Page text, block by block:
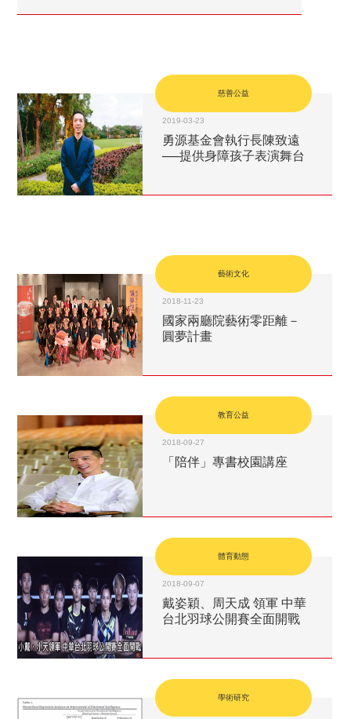
慈善公益
2019-03-23
勇源基金會執行長陳致遠
──提供身障孩子表演舞台
藝術文化
2018-11-23
國家兩廳院藝術零距離－
圓夢計畫
教育公益
2018-09-27
「陪伴」專書校園講座
體育動態
2018-09-07
戴姿穎、周天成 領軍 中華
台北羽球公開賽全面開戰
學術研究